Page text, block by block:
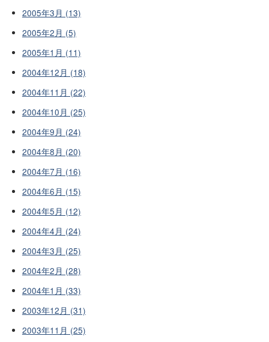
2005年3月 (13)
2005年2月 (5)
2005年1月 (11)
2004年12月 (18)
2004年11月 (22)
2004年10月 (25)
2004年9月 (24)
2004年8月 (20)
2004年7月 (16)
2004年6月 (15)
2004年5月 (12)
2004年4月 (24)
2004年3月 (25)
2004年2月 (28)
2004年1月 (33)
2003年12月 (31)
2003年11月 (25)